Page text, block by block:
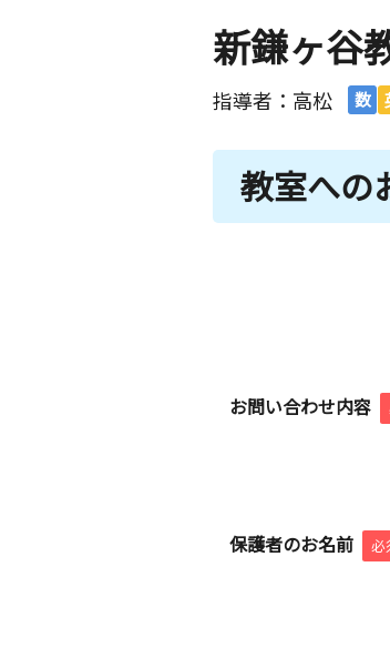
新鎌ヶ谷
指導者：高松 数
教室への
お問い合わせ内容
保護者のお名前 必